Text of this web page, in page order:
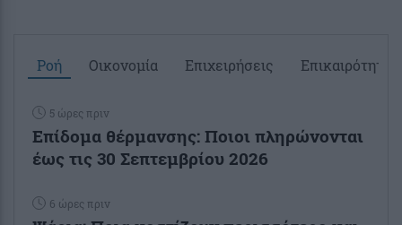
Ροή Οικονομία Επιχειρήσεις Επικαιρότητα
5 ώρες πριν
Επίδομα θέρμανσης: Ποιοι πληρώνονται
έως τις 30 Σεπτεμβρίου 2026
6 ώρες πριν